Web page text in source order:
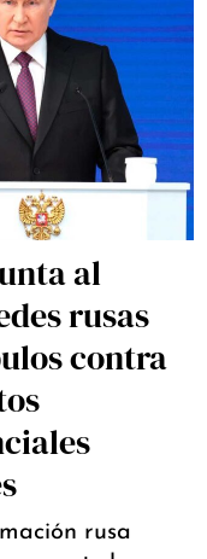
al
rusas
contra
rusa